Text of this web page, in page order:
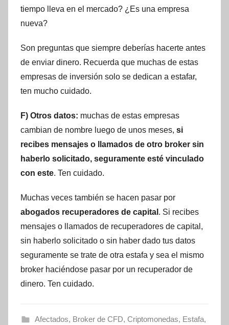
tiempo lleva en el mercado? ¿Es una empresa
nueva?
Son preguntas que siempre deberías hacerte antes
de enviar dinero. Recuerda que muchas de estas
empresas de inversión solo se dedican a estafar,
ten mucho cuidado.
F) Otros datos: muchas de estas empresas
cambian de nombre luego de unos meses, si
recibes mensajes o llamados de otro broker sin
haberlo solicitado, seguramente esté vinculado
con este. Ten cuidado.
Muchas veces también se hacen pasar por
abogados recuperadores de capital . Si recibes
mensajes o llamados de recuperadores de capital,
sin haberlo solicitado o sin haber dado tus datos
seguramente se trate de otra estafa y sea el mismo
broker haciéndose pasar por un recuperador de
dinero. Ten cuidado.
Afectados, Broker de CFD, Criptomonedas, Estafa,